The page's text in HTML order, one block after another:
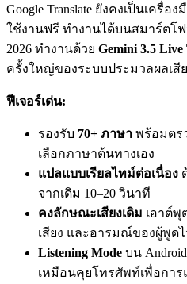
Google Translate ยังคงเป็นเครื่อ
ใช้งานฟรี ทำงานได้บนสมาร์ต
2026 ทำงานด้วย Gemini 3.5 Live
ครั้งใหญ่ของระบบประมวลผลเสี
ฟีเจอร์เด่น:
รองรับ 70+ ภาษา พร้อมตร
เลือกภาษาต้นทางเอง
แปลแบบเรียลไทม์ต่อเนื่อง
จากเดิม 10–20 วินาที
คงลักษณะเสียงเดิม เอาต์พุ
เสียง และอารมณ์ของผู้พูด
Listening Mode บน
เหมือนคุยโทรศัพท์เพื่อกา